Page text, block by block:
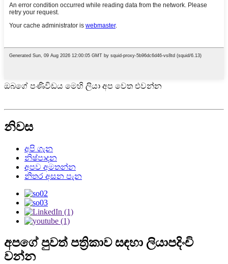
ඔබගේ පණිවිඩය මෙහි ලියා අප වෙත එවන්න
නිවස
අපි ගැන
නිෂ්පාදන
අපව අමතන්න
නිතර අසන පැන
අපගේ පුවත් පත්‍රිකාව සඳහා ලියාපදිංචි
වන්න